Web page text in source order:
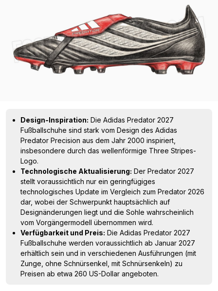
Design-Inspiration: Die Adidas Predator 2027
Fußballschuhe sind stark vom Design des Adidas
Predator Precision aus dem Jahr 2000 inspiriert,
insbesondere durch das wellenförmige Three Stripes-
Logo.
Technologische Aktualisierung: Der Predator 2027
stellt voraussichtlich nur ein geringfügiges
technologisches Update im Vergleich zum Predator 2026
dar, wobei der Schwerpunkt hauptsächlich auf
Designänderungen liegt und die Sohle wahrscheinlich
vom Vorgängermodell übernommen wird.
Verfügbarkeit und Preis: Die Adidas Predator 2027
Fußballschuhe werden voraussichtlich ab Januar 2027
erhältlich sein und in verschiedenen Ausführungen (mit
Zunge, ohne Schnürsenkel, mit Schnürsenkeln) zu
Preisen ab etwa 260 US-Dollar angeboten.